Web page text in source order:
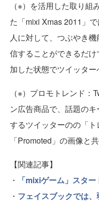
（※）を活用した取り
た「mixi Xmas 2011」
人に対して、つぶやき
信することができるだ
加した状態でツイッター
（※）プロモトレンド：
ン広告商品で、話題の
するツイッターのの「
「Promoted」の画像と
【関連記事】
・
「mixiゲーム」スター
・ フェイスブックでは